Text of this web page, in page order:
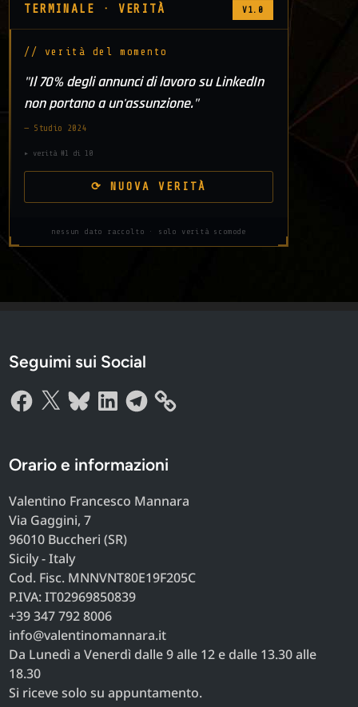
TERMINALE · VERITÀ V1.0
// verità del momento
"Il 70% degli annunci di lavoro su LinkedIn
non portano a un'assunzione."
— Studio 2024
▸ verità #1 di 10
⟳ NUOVA VERITÀ
nessun dato raccolto · solo verità scomode
Seguimi sui Social
Facebook
X BlueskyLinkedInTelegram
Orario e informazioni
Valentino Francesco Mannara
Via Gaggini, 7
96010 Buccheri (SR)
Sicily - Italy
Cod. Fisc. MNNVNT80E19F205C
P.IVA: IT02969850839
+39 347 792 8006
info@valentinomannara.it
Da Lunedì a Venerdì dalle 9 alle 12 e dalle 13.30 alle
18.30
Si riceve solo su appuntamento.